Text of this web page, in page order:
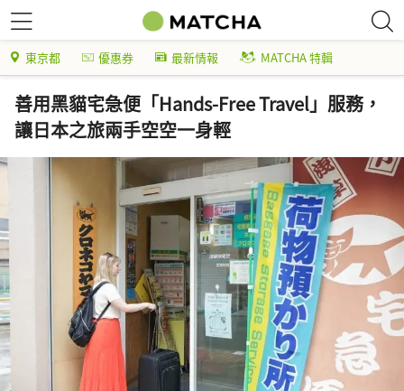
東京都 優惠券 最新情報 MATCHA 特輯
善用黑貓宅急便「Hands-Free Travel」服務，
讓日本之旅兩手空空一身輕